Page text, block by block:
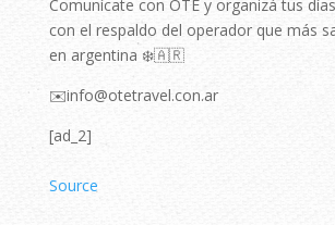
Comunícate con OTE y organizá tus
con el respaldo del operador que más
en argentina ❄️🇦🇷
✉️info@otetravel.con.ar
[ad_2]
Source